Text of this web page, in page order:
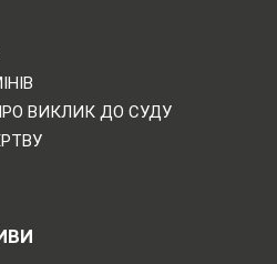
ВИКЛИК ДО СУДУ